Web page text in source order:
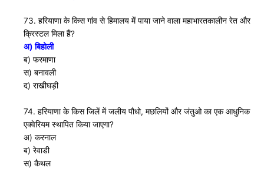
73. हरियाणा के किस गांव से हिमालय में पाया जाने वाला महाभारतकालीन रेत और
क्रिस्टल मिला हैं?
अ) बिहोली
ब) फरमाणा
स) बनावली
द) राखीघड़ी
74. हरियाणा के किस जिलें में जलीय पौधो, मछलियों और जंतुओ का एक आधुनिक
एक्वेरियम स्थापित किया जाएगा?
अ) करनाल
ब) रेवाडी
स) कैथल